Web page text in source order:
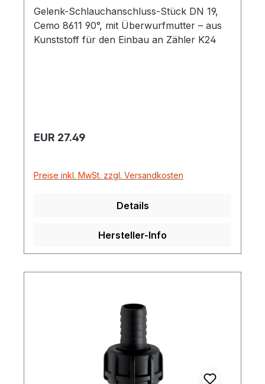
Gelenk-Schlauchanschluss-Stück DN 19,
Cemo 8611 90°, mit Überwurfmutter – aus
Kunststoff für den Einbau an Zähler K24
Regulärer Preis:
EUR 27.49
Preise inkl. MwSt. zzgl. Versandkosten
Details
Hersteller-Info